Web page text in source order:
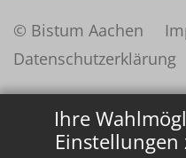
Ihre
© Bistum Aachen
Datenschutzerklärung